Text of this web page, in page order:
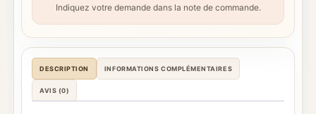
Indiquez votre demande dans la note de commande.
DESCRIPTION INFORMATIONS COMPLÉMENTAIRES
AVIS (0)